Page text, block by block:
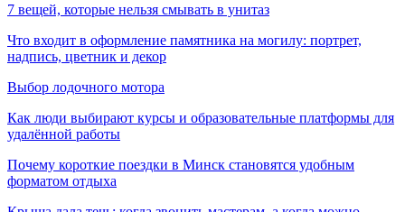
7 вещей, которые нельзя смывать в унитаз
Что входит в оформление памятника на могилу: портрет,
надпись, цветник и декор
Выбор лодочного мотора
Как люди выбирают курсы и образовательные платформы для
удалённой работы
Почему короткие поездки в Минск становятся удобным
форматом отдыха